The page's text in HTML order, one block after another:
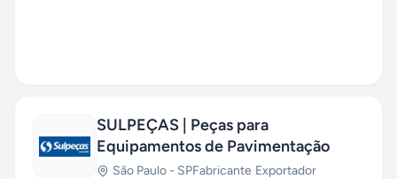
SULPEÇAS | Peças para
Equipamentos de Pavimentação
São Paulo - SPFabricante·Exportador